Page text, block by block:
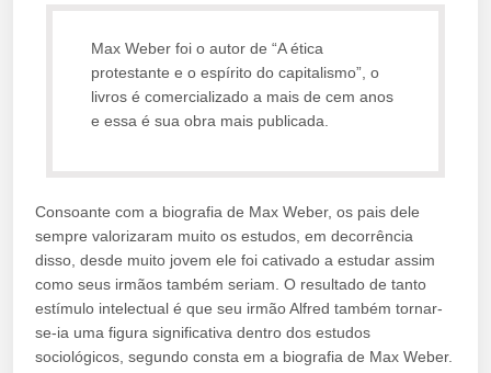
Max Weber foi o autor de “A ética
protestante e o espírito do capitalismo”, o
livros é comercializado a mais de cem anos
e essa é sua obra mais publicada.
Consoante com a biografia de Max Weber, os pais dele
sempre valorizaram muito os estudos, em decorrência
disso, desde muito jovem ele foi cativado a estudar assim
como seus irmãos também seriam. O resultado de tanto
estímulo intelectual é que seu irmão Alfred também tornar-
se-ia uma figura significativa dentro dos estudos
sociológicos, segundo consta em a biografia de Max Weber.